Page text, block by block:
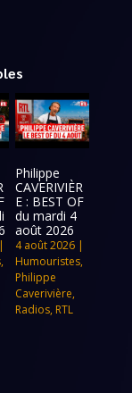
,
Philippe
CAVERIVIÈR
E : BEST OF
du mardi 4
août 2026
4 août 2026 |
Humouristes,
Philippe
Caverivière,
Radios, RTL